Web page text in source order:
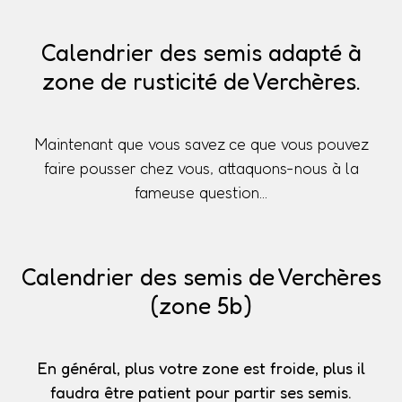
Calendrier des semis adapté à
zone de rusticité de Verchères.
Maintenant que vous savez ce que vous pouvez
faire pousser chez vous, attaquons-nous à la
fameuse question...
Calendrier des semis de Verchères
(zone 5b)
En général, plus votre zone est froide, plus il
faudra être patient pour partir ses semis.